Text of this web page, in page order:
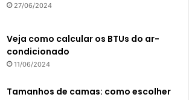
27/06/2024
Veja como calcular os BTUs do ar-
condicionado
11/06/2024
Tamanhos de camas: como escolher